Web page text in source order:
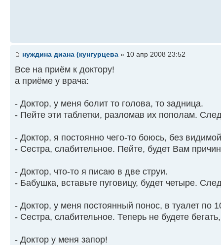
нуждина диана (кунгурцева » 10 апр 2008 23:52
Все на приём к доктору!
а приёме у врача:
- Доктор, у меня болит то голова, то задница.
- Пейте эти таблетки, разломав их пополам.
- Доктор, я постоянно чего-то боюсь, без
- Сестра, слабительное. Пейте, будет Вам
- Доктор, что-то я писаю в две струи.
- Бабушка, вставьте пуговицу, будет четыре.
- Доктор, у меня постоянный понос, в туалет по
- Сестра, слабительное. Теперь не будете
- Доктор у меня запор!